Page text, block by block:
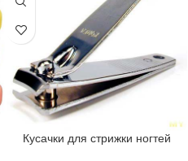
Кусачки для стрижки ногтей